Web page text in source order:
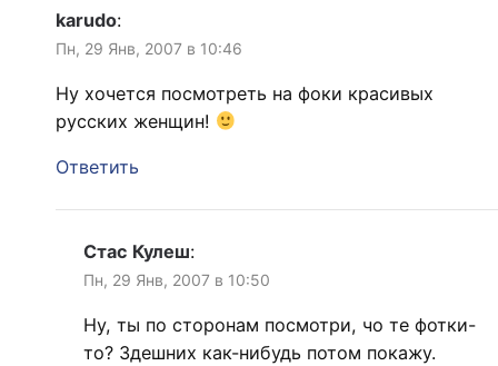
karudo:
Пн, 29 Янв, 2007 в 10:46
Ну хочется посмотреть на фоки красивых
русских женщин!
Ответить
Стас Кулеш:
Пн, 29 Янв, 2007 в 10:50
Ну, ты по сторонам посмотри, чо те фотки-
то? Здешних как-нибудь потом покажу.